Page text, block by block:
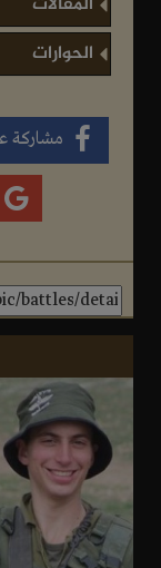
الحوارات
مشاركة